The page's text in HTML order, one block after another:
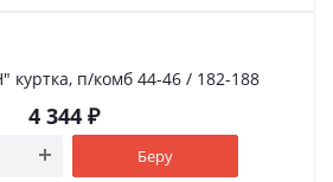
куртка, п/комб 44-46 / 182-188
4 344₽
Беру